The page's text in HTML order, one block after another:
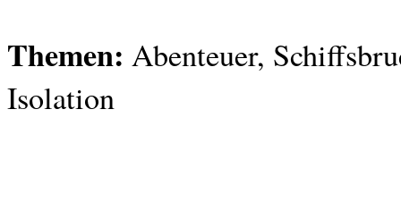
Themen: Abenteuer,
Isolation